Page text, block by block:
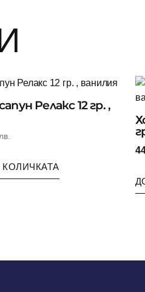
Релакс 12 гр. ,